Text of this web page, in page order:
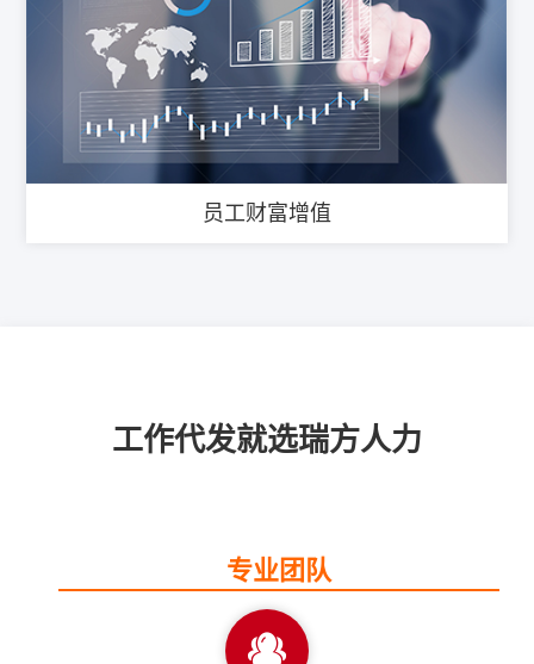
员工财富增值
工作代发就选瑞方人力
专业团队